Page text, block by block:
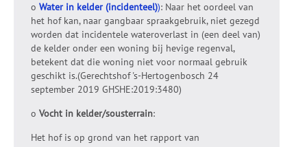
o Water in kelder (incidenteel)): Naar het oordeel van
het hof kan, naar gangbaar spraakgebruik, niet gezegd
worden dat incidentele wateroverlast in (een deel van)
de kelder onder een woning bij hevige regenval,
betekent dat die woning niet voor normaal gebruik
geschikt is.(Gerechtshof 's-Hertogenbosch 24
september 2019 GHSHE:2019:3480)
o Vocht in kelder/sousterrain:
Het hof is op grond van het rapport van